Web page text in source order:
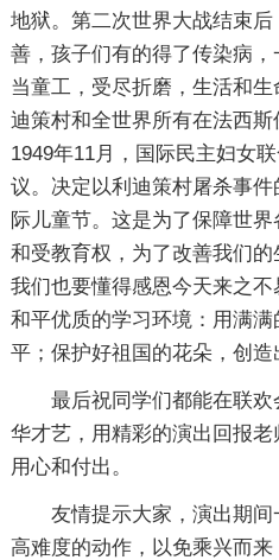
地狱。第二次世界大战结束
善，孩子们有的得了传染病
当童工，受尽折磨，生活和
迪策村和全世界所有在法西斯
1949年11月，国际民主妇女
议。决定以利迪策村屠杀事
际儿童节。这是为了保障世
和受教育权，为了改善我们的
我们也要懂得感恩今天来之
和平优质的学习环境：用满
平；保护好祖国的花朵，创造
最后祝同学们都能在联
华才艺，用精彩的演出回报
用心和付出。
友情提示大家，演出期
高难度的动作，以免乘兴而来